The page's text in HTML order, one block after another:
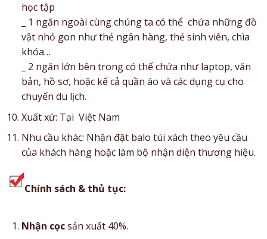
học tập
_ 1 ngăn ngoài cùng chúng ta có thể chứa những đồ
vật nhỏ gon như thẻ ngân hàng, thẻ sinh viên, chìa
khóa…
_ 2 ngăn lớn bên trong có thể chứa như laptop, văn
bản, hồ sơ, hoặc kể cả quần áo và các dụng cụ cho
chuyến du lịch.
Xuất xứ: Tại Việt Nam
Nhu cầu khác: Nhận đặt balo túi xách theo yêu cầu
của khách hàng hoặc làm bộ nhận diện thương hiệu.
Chính sách & thủ tục:
Nhận cọcsản xuất 40%.